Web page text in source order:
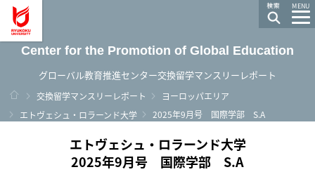
MENU
Center for the Promotion of Global Education
グローバル教育推進センター交換留学マンスリーレポート
ホーム
交換留学マンスリーレポート
ヨーロッパエリア
エトヴェシュ・ロラーンド大学
2025年9月号 国際学部 S.A
エトヴェシュ・ロラーンド大学
2025年9月号 国際学部 S.A